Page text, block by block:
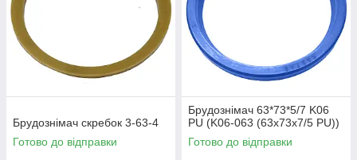
Брудознімач скребок 3-63-4
Готово до відправки
Брудознімач 63*73*5/7 K06
PU (K06-063 (63х73х7/5 PU))
Готово до відправки